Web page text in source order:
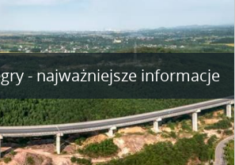
- najważniejsze informacje